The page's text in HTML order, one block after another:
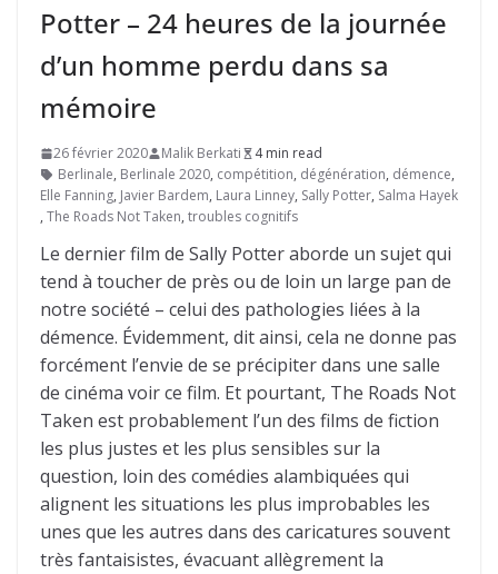
Potter – 24 heures de la journée
d’un homme perdu dans sa
mémoire
26 février 2020 Malik Berkati
4 min read
Berlinale, Berlinale 2020, compétition, dégénération, démence,
Elle Fanning, Javier Bardem, Laura Linney, Sally Potter, Salma Hayek
, The Roads Not Taken, troubles cognitifs
Le dernier film de Sally Potter aborde un sujet qui
tend à toucher de près ou de loin un large pan de
notre société – celui des pathologies liées à la
démence. Évidemment, dit ainsi, cela ne donne pas
forcément l’envie de se précipiter dans une salle
de cinéma voir ce film. Et pourtant, The Roads Not
Taken est probablement l’un des films de fiction
les plus justes et les plus sensibles sur la
question, loin des comédies alambiquées qui
alignent les situations les plus improbables les
unes que les autres dans des caricatures souvent
très fantaisistes, évacuant allègrement la